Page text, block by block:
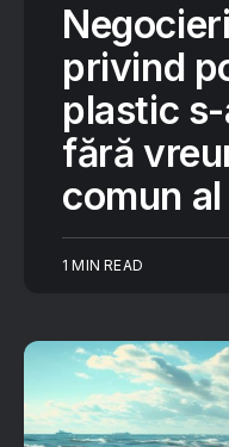
privind
plastic
fără
comun
1 MIN READ